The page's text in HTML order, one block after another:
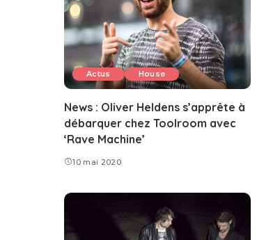
Actus House
News : Oliver Heldens s’apprête à
débarquer chez Toolroom avec
‘Rave Machine’
10 mai 2020